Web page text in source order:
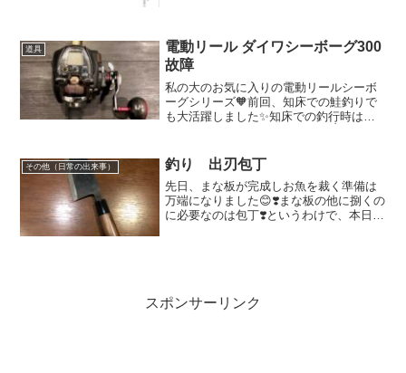
ているけれどとっても残念...
道具
電動リール ダイワシーボーグ300
故障
私の大のお気に入りの電動リールシーボ
ーグシリーズ🧡前回、知床での鮭釣りで
も大活躍しました✨知床での釣行時は、
ました😃先日の岩内ヒラメ釣りに持って
いこうとリールをロッドに...
その他（日常の出来事） 釣り 出刃包丁
先日、まな板が完成しお魚を裁く準備は
万端になりました😊❣️まな板の他に捌くの
に必要なのは包丁❣️というわけで、本日は
スポンサーリンク